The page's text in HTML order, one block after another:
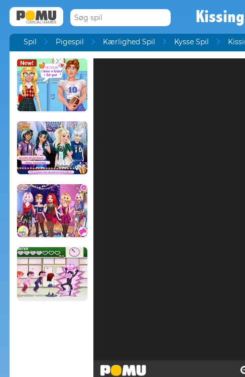
Spil Pigespil Kærlighed Spil Kysse Spil